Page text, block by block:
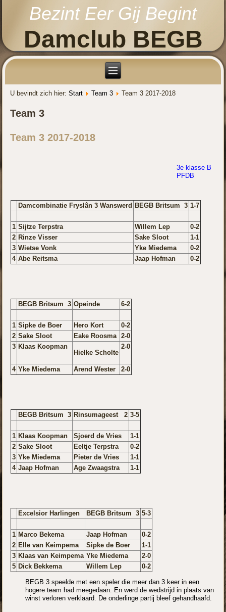
Bezint Eer Gij Begint
Damclub BEGB
U bevindt zich hier:Start Team 3 Team 3 2017-2018
Team 3
Team 3 2017-2018
3e klasse B
PFDB
Damcombinatie Fryslân 3 Wanswerd BEGB Britsum 3 1-7
1 Sijtze Terpstra Willem Lep
0-2
2 Rinze Visser Sake Sloot
1-1
3 Wietse Vonk Yke Miedema
0-2
4 Abe Reitsma Jaap Hofman 0-2
BEGB Britsum 3 Opeinde 6-2
1 Sipke de Boer Hero Kort
0-2
2 Sake Sloot Eake Roosma 2-0
3 Klaas Koopman
HielkeScholte
2-0
4 Yke Miedema Arend Wester 2-0
BEGB Britsum 3 Rinsumageest 2 3-5
1 Klaas Koopman Sjoerd de Vries
1-1
2 Sake Sloot Eeltje Terpstra
0-2
3 Yke Miedema Pieter de Vries
1-1
4 Jaap Hofman Age Zwaagstra 1-1
Excelsior Harlingen BEGB Britsum 3 5-3
1 Marco Bekema Jaap Hofman
0-2
2 Elle van Keimpema Sipke de Boer
1-1
3 Klaas van Keimpema Yke Miedema
2-0
5 Dick Bekkema Willem Lep 0-2
BEGB 3 speelde met een speler die meer dan 3 keer in een
hogere team had meegedaan. En werd de wedstrijd in plaats van
winst verloren verklaard. De onderlinge partij bleef gehandhaafd.